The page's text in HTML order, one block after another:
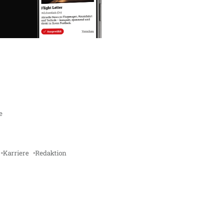
Karriere Redaktion